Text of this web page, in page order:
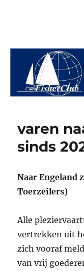
© 2026
varen
sinds
Naar Engeland
Toerzeilers)
Alle
vertrekken uit
zich vooraf
van vrij